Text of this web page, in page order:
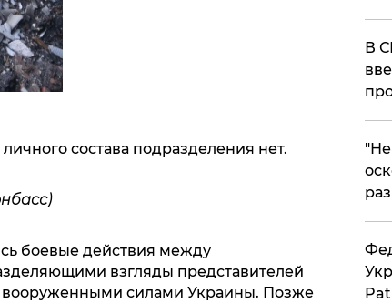
состава подразделения нет.
боевые действия между
взгляды представителей
вооруженными силами Украины. Позже
В